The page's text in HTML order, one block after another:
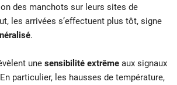
des manchots sur leurs sites de
les arrivées s’effectuent plus tôt, signe
.
une sensibilité extrême aux signaux
particulier, les hausses de température,